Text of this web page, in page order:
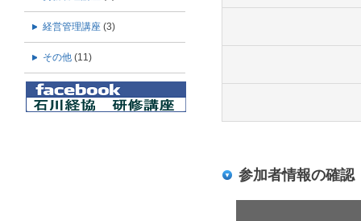
経営管理講座 (3)
その他 (11)
参加者情報の確認